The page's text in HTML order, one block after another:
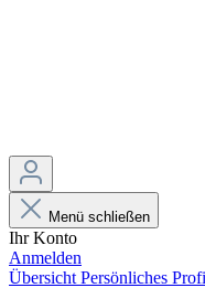
Menü schließen
Ihr Konto
Anmelden
Übersicht Persönliches